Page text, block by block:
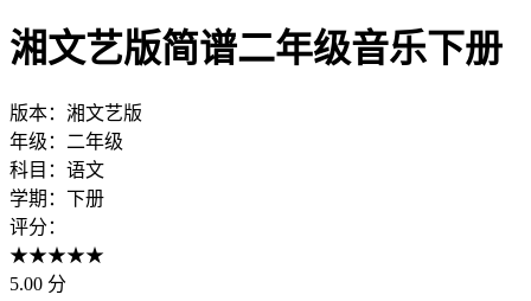
湘文艺版简谱二年级音乐下册
版本： 湘文艺版
年级： 二年级
科目： 语文
学期： 下册
评分：
★★★★★
5.00 分